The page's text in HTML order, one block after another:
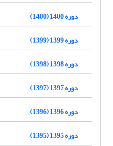
دوره 1400 (1400)
دوره 1399 (1399)
دوره 1398 (1398)
دوره 1397 (1397)
دوره 1396 (1396)
دوره 1395 (1395)